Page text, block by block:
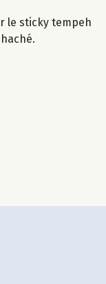
le sticky tempeh